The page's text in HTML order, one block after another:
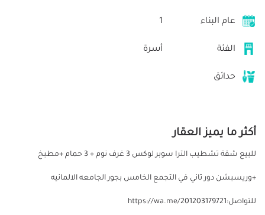
عام البناء 1
الفئة أسرة
حدائق
أكثر ما يميز العقار
للبيع شقة تشطيب الترا سوبر لوكس 3 غرف نوم + 3 حمام +مطبخ
+وريسبشن دور تاني في التجمع الخامس بجور الجامعه الالمانيه
للتواصل:https://wa.me/201203179721